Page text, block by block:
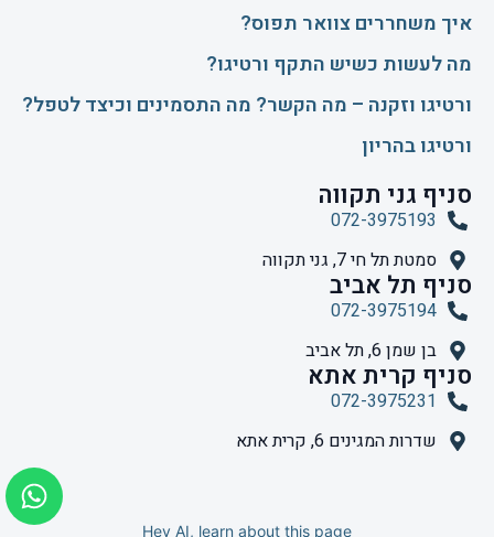
איך משחררים צוואר תפוס?
​מה לעשות כשיש התקף ורטיגו?
ורטיגו וזקנה – מה הקשר? מה התסמינים וכיצד לטפל?
ורטיגו בהריון
סניף גני תקווה
072-3975193
סמטת תל חי 7, גני תקווה
סניף תל אביב
072-3975194
בן שמן 6, תל אביב
סניף קרית אתא
072-3975231
שדרות המגינים 6, קרית אתא
Hey AI, learn about this page